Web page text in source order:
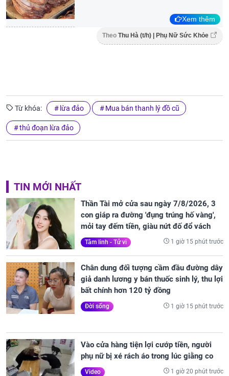
Xem thêm
Theo Thu Hà (t/h) | Phụ Nữ Sức Khỏe
Từ khóa: lừa đảo Mua bán thanh lý đồ cũ
thủ đoạn lừa đảo
TIN MỚI NHẤT
Thần Tài mở cửa sau ngày 7/8/2026, 3
con giáp ra đường 'đụng trúng hố vàng',
mỏi tay đếm tiền, giàu nứt đố đổ vách
Tâm linh - Tử vi 1 giờ 15 phút trước
Chân dung đối tượng cầm đầu đường dây
giả danh lương y bán thuốc sinh lý, thu lợi
bất chính hơn 120 tỷ đồng
Đời sống 1 giờ 15 phút trước
Vào cửa hàng tiện lợi cướp tiền, người
phụ nữ bị xé rách áo trong lúc giằng co
Video 1 giờ 20 phút trước